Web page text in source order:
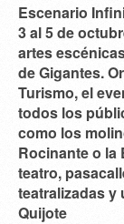
Escenario
3 al 5 de
artes
de Gigantes.
Turismo, el
todos los
como los
Rocinante o la
teatro,
teatralizadas y
Quijote